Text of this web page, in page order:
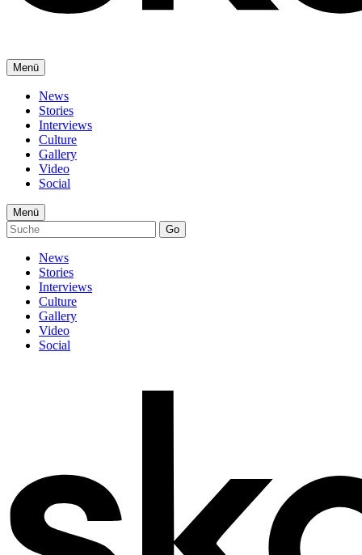
Menü
News
Stories
Interviews
Culture
Gallery
Video
Social
Menü
Go
News
Stories
Interviews
Culture
Gallery
Video
Social